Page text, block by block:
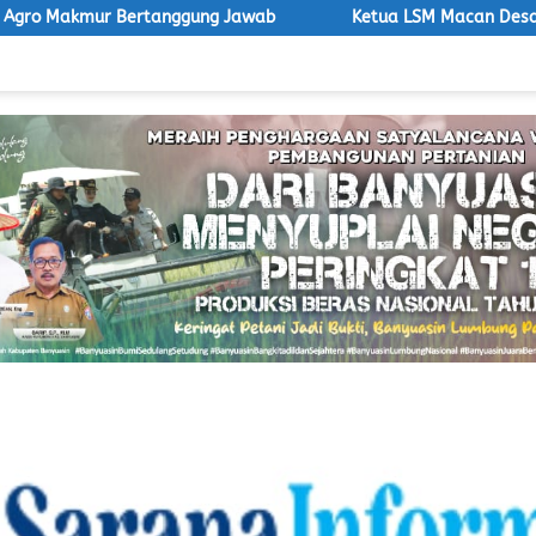
Jawab Ketua LSM Macan Desak Satpol PP